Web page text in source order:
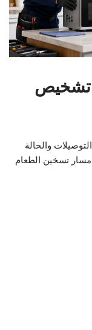
تشخيص
والحالة
تسخين الطعام